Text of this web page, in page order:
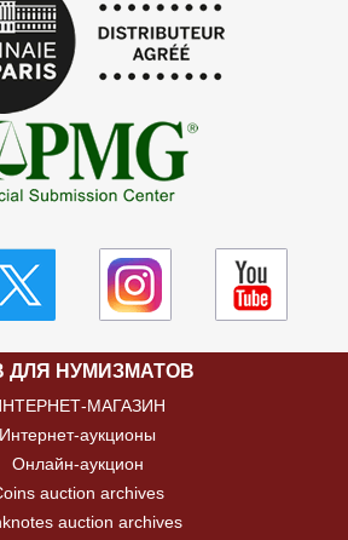
ДЛЯ НУМИЗМАТОВ
МАГАЗИН
Интернет-аукционы
Онлайн-аукцион
auction archives
auction archives